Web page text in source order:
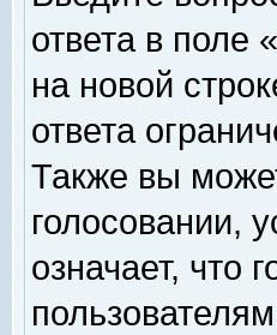
ответа в поле
на новой
ответа
Также вы
голосовании,
означает, что